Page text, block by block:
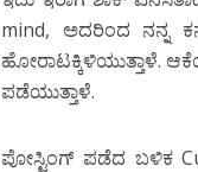
mind, ಅದರಿಂದ ನನ್ನ
ಹೋರಾಟಕ್ಕಿಳಿಯುತ್ತಾಳೆ.
ಪಡೆಯುತ್ತಾಳೆ.
ಪೋಸ್ಟಿಂಗ್ ಪಡೆದ ಬಳಿಕ